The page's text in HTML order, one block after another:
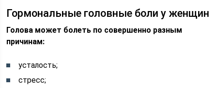
Гормональные головные боли у женщин
Голова может болеть по совершенно разным
причинам:
усталость;
стресс;